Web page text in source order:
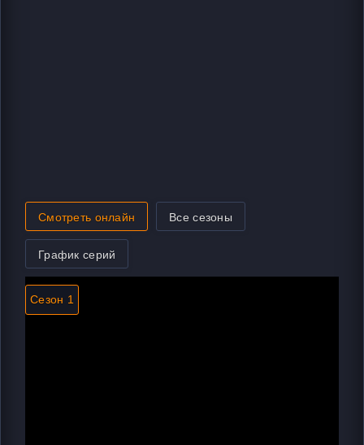
Смотреть онлайн Все сезоны
График серий
Сезон 1